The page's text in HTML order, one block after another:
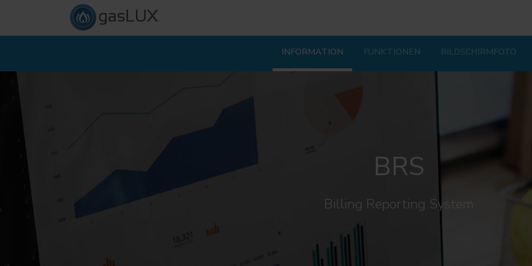
INFORMATION FUNKTIONEN BILDSCHIRMFOTO
BRS
Billing Reporting System